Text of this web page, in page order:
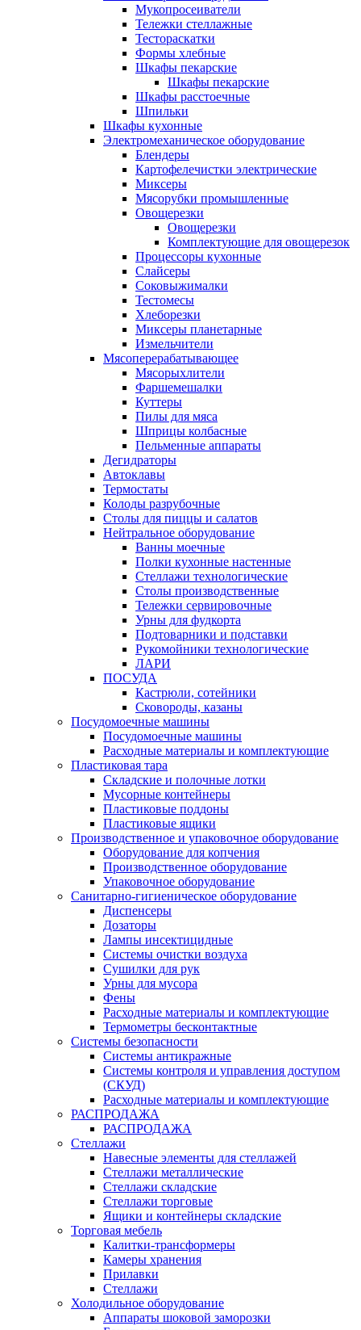
Мукопросеиватели
Тележки стеллажные
Тестораскатки
Формы хлебные
Шкафы пекарские
Шкафы пекарские
Шкафы расстоечные
Шпильки
Шкафы кухонные
Электромеханическое оборудование
Блендеры
Картофелечистки электрические
Миксеры
Мясорубки промышленные
Овощерезки
Овощерезки
Комплектующие для овощерезок
Процессоры кухонные
Слайсеры
Соковыжималки
Тестомесы
Хлеборезки
Миксеры планетарные
Измельчители
Мясоперерабатывающее
Мясорыхлители
Фаршемешалки
Куттеры
Пилы для мяса
Шприцы колбасные
Пельменные аппараты
Дегидраторы
Автоклавы
Термостаты
Колоды разрубочные
Столы для пиццы и салатов
Нейтральное оборудование
Ванны моечные
Полки кухонные настенные
Стеллажи технологические
Столы производственные
Тележки сервировочные
Урны для фудкорта
Подтоварники и подставки
Рукомойники технологические
ЛАРИ
ПОСУДА
Кастрюли, сотейники
Сковороды, казаны
Посудомоечные машины
Посудомоечные машины
Расходные материалы и комплектующие
Пластиковая тара
Складские и полочные лотки
Мусорные контейнеры
Пластиковые поддоны
Пластиковые ящики
Производственное и упаковочное оборудование
Оборудование для копчения
Производственное оборудование
Упаковочное оборудование
Санитарно-гигиеническое оборудование
Диспенсеры
Дозаторы
Лампы инсектицидные
Системы очистки воздуха
Сушилки для рук
Урны для мусора
Фены
Расходные материалы и комплектующие
Термометры бесконтактные
Системы безопасности
Системы антикражные
Системы контроля и управления доступом
(СКУД)
Расходные материалы и комплектующие
РАСПРОДАЖА
РАСПРОДАЖА
Стеллажи
Навесные элементы для стеллажей
Стеллажи металлические
Стеллажи складские
Стеллажи торговые
Ящики и контейнеры складские
Торговая мебель
Калитки-трансформеры
Камеры хранения
Прилавки
Стеллажи
Холодильное оборудование
Аппараты шоковой заморозки